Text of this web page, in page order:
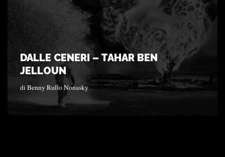
DALLE CENERI – TAHAR BEN
JELLOUN
diBenny Rullo Nonasky